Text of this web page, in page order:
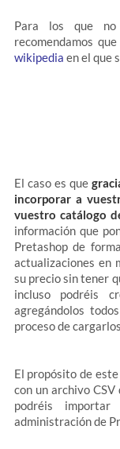
Para los que
recomendamos
wikipedia en el que
El caso es que
incorporar a
vuestro catálogo
información que
Pretashop de
actualizaciones en
su precio sin tener
incluso podréis
agregándolos
proceso de
El propósito de
con un archivo
podréis
administración de